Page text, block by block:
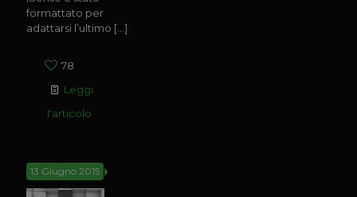
formattato per
adattarsi l’ultimo […]
78
Leggi
l'articolo
13 Giugno 2015